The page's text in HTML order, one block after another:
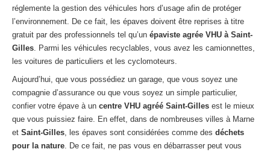
réglemente la gestion des véhicules hors d’usage afin de protéger
l’environnement. De ce fait, les épaves doivent être reprises à titre
gratuit par des professionnels tel qu’un épaviste agrée VHU à Saint-
Gilles. Parmi les véhicules recyclables, vous avez les camionnettes,
les voitures de particuliers et les cyclomoteurs.
Aujourd’hui, que vous possédiez un garage, que vous soyez une
compagnie d’assurance ou que vous soyez un simple particulier,
confier votre épave à un centre VHU agréé Saint-Gilles est le mieux
que vous puissiez faire. En effet, dans de nombreuses villes à Marne
et Saint-Gilles, les épaves sont considérées comme des déchets
pour la nature. De ce fait, ne pas vous en débarrasser peut vous